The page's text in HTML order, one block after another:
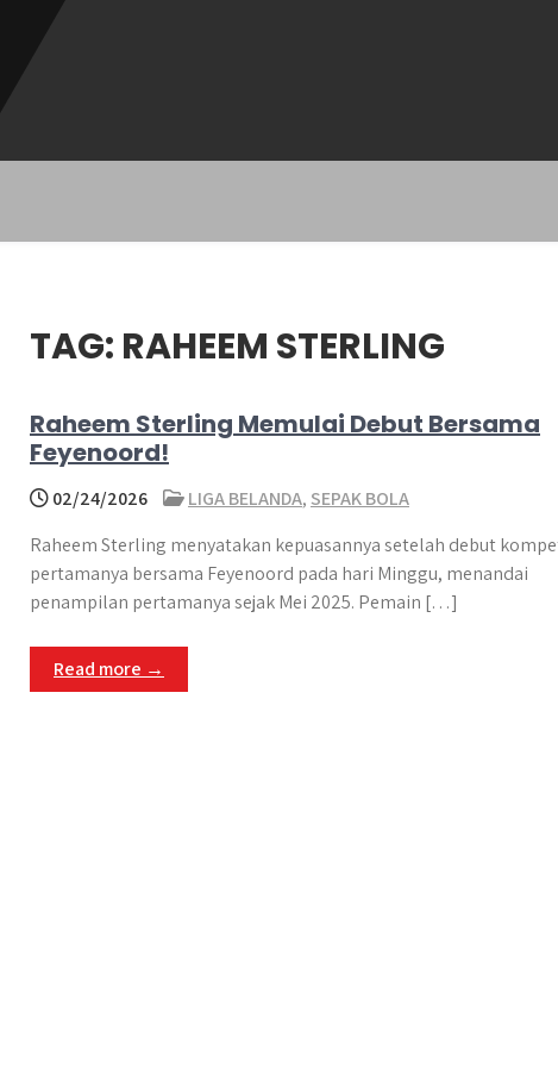
TAG: RAHEEM STERLING
Raheem Sterling Memulai Debut Bersama
Feyenoord!
02/24/2026 LIGA BELANDA, SEPAK BOLA
Raheem Sterling menyatakan kepuasannya setelah debut
pertamanya bersama Feyenoord pada hari Minggu, menandai
penampilan pertamanya sejak Mei 2025. Pemain […]
Read more →